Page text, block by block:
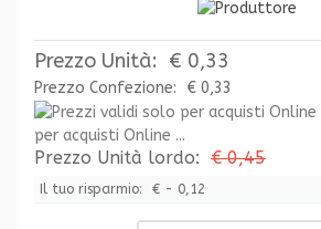
Prezzo Unità: € 0,33
Prezzo Confezione:
€ 0,33
per acquisti Online ...
Prezzo Unità lordo: € 0,45
Il tuo risparmio: € - 0,12